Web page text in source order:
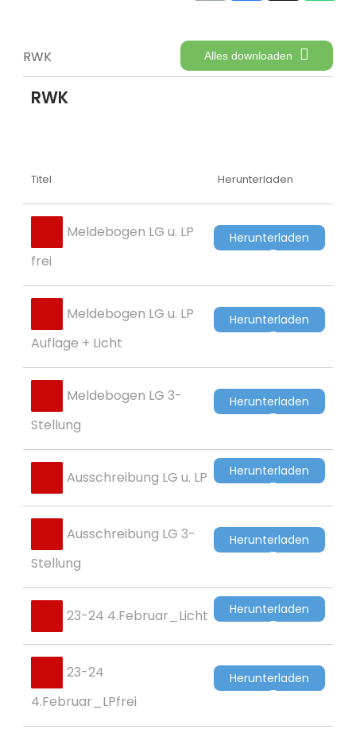
Alles downloaden
RWK
RWK
Titel Herunterladen
Meldebogen LG u. LP
frei
Herunterladen
Meldebogen LG u. LP
Auflage + Licht
Herunterladen
Meldebogen LG 3-
Stellung
Herunterladen
Ausschreibung LG u. LP Herunterladen
Ausschreibung LG 3-
Stellung
Herunterladen
23-24 4.Februar_Licht Herunterladen
23-24
4.Februar_LPfrei
Herunterladen